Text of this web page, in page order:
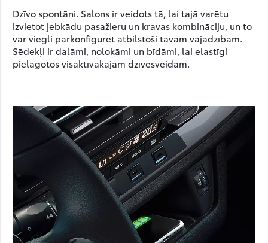
Dzīvo spontāni. Salons ir veidots tā, lai tajā varētu
izvietot jebkādu pasažieru un kravas kombināciju, un to
var viegli pārkonfigurēt atbilstoši tavām vajadzībām.
Sēdekļi ir dalāmi, nolokāmi un bīdāmi, lai elastīgi
pielāgotos visaktīvākajam dzīvesveidam.